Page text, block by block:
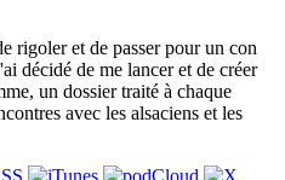
rigoler et de passer pour un con
décidé de me lancer et de créer
un dossier traité à chaque
avec les alsaciens et les